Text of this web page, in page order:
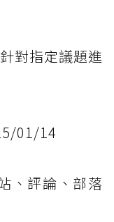
對指定議題進
01/14
、評論、部落